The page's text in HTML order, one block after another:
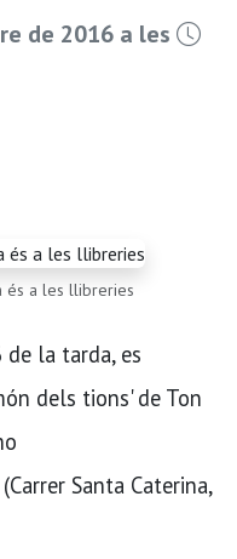
de 2016 a les
és a les llibreries
de la tarda, es
dels tions' de Ton
Santa Caterina,